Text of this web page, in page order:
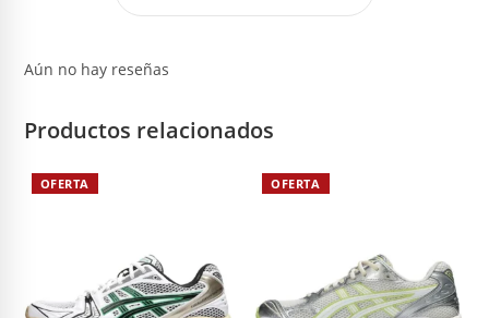
Aún no hay reseñas
Productos relacionados
OFERTA OFERTA